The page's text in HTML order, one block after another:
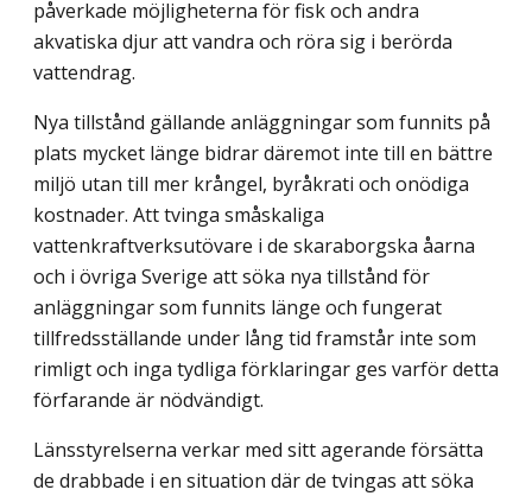
påverkade möjligheterna för fisk och andra
akvatiska djur att vandra och röra sig i berörda
vattendrag.
Nya tillstånd gällande anläggningar som funnits på
plats mycket länge bidrar däremot inte till en bättre
miljö utan till mer krångel, byråkrati och onödiga
kostnader. Att tvinga småskaliga
vattenkraftverksutövare i de skaraborgska åarna
och i övriga Sverige att söka nya tillstånd för
anläggningar som funnits länge och fungerat
tillfredsställande under lång tid framstår inte som
rimligt och inga tydliga förklaringar ges varför detta
förfarande är nödvändigt.
Länsstyrelserna verkar med sitt agerande försätta
de drabbade i en situation där de tvingas att söka